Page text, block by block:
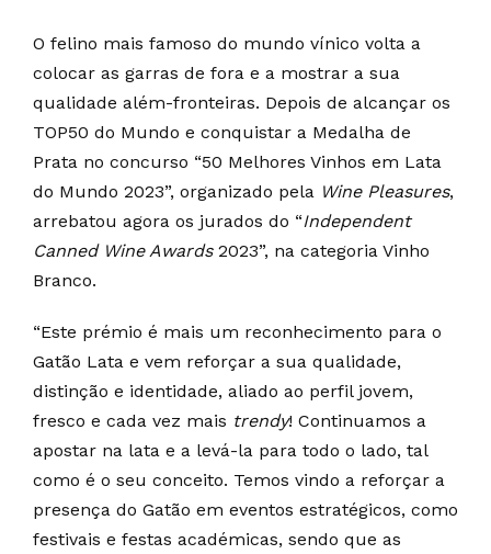
O felino mais famoso do mundo vínico volta a
colocar as garras de fora e a mostrar a sua
qualidade além-fronteiras. Depois de alcançar os
TOP50 do Mundo e conquistar a Medalha de
Prata no concurso “50 Melhores Vinhos em Lata
do Mundo 2023”, organizado pela Wine Pleasures,
arrebatou agora os jurados do “Independent
Canned Wine Awards2023”, na categoria Vinho
Branco.
“Este prémio é mais um reconhecimento para o
Gatão Lata e vem reforçar a sua qualidade,
distinção e identidade, aliado ao perfil jovem,
fresco e cada vez mais trendy! Continuamos a
apostar na lata e a levá-la para todo o lado, tal
como é o seu conceito. Temos vindo a reforçar a
presença do Gatão em eventos estratégicos, como
festivais e festas académicas, sendo que as